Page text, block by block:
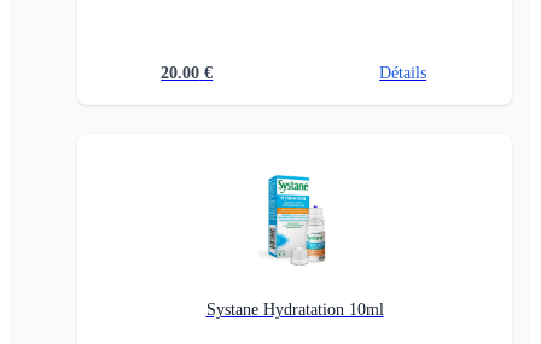
20.00 € Détails
Systane Hydratation 10ml